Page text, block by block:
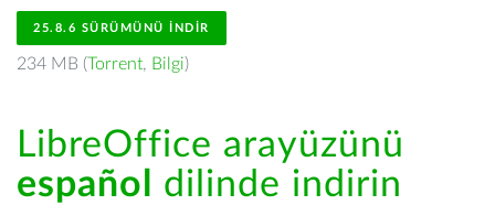
25.8.6 SÜRÜMÜNÜ İNDIR
234 MB (Torrent, Bilgi)
LibreOffice arayüzünü
español
dilinde indirin